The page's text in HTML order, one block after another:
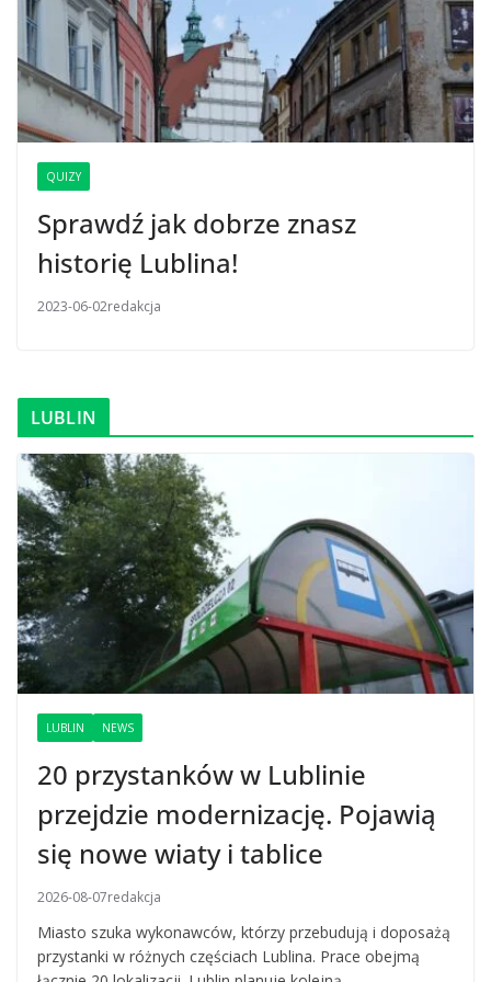
QUIZY
Sprawdź jak dobrze znasz
historię Lublina!
2023-06-02redakcja
LUBLIN
LUBLIN NEWS
20 przystanków w Lublinie
przejdzie modernizację. Pojawią
się nowe wiaty i tablice
2026-08-07redakcja
Miasto szuka wykonawców, którzy przebudują i doposażą
przystanki w różnych częściach Lublina. Prace obejmą